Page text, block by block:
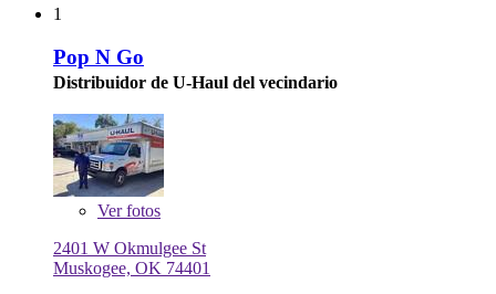
1
Pop N Go
Distribuidor de U-Haul del vecindario
Verfotos
2401 W Okmulgee St
Muskogee, OK 74401